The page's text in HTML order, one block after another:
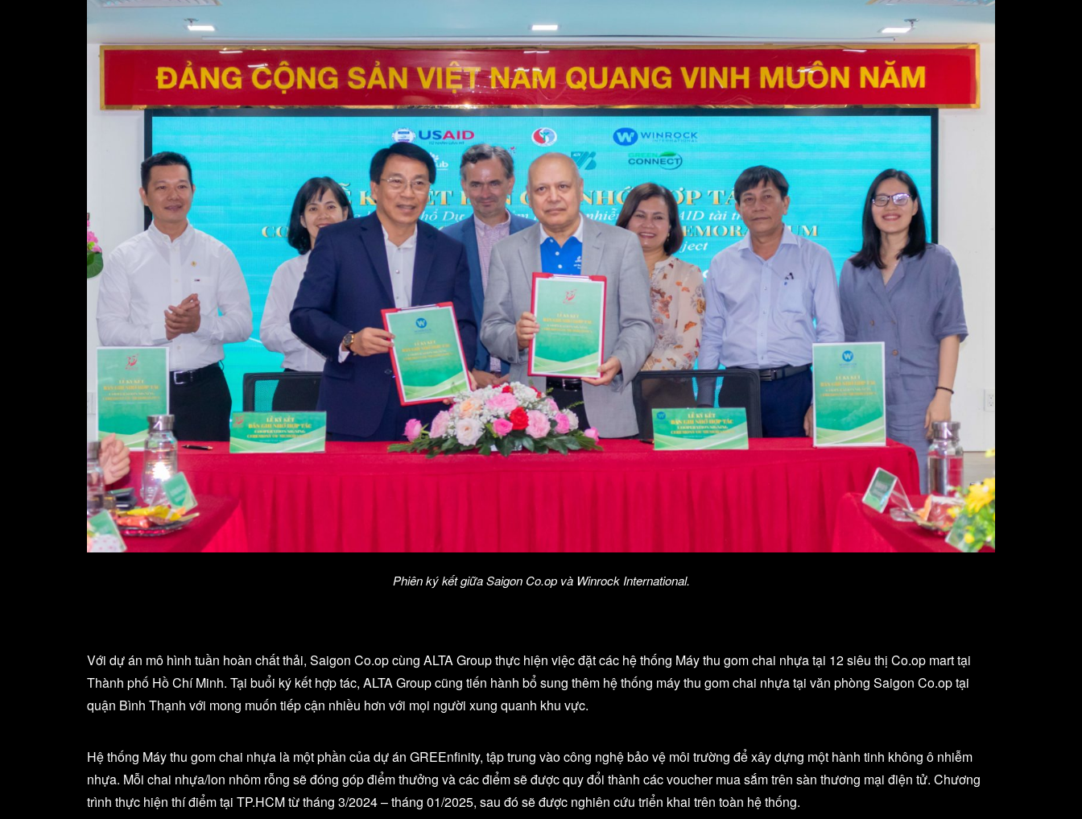
Phiên ký kết giữa Saigon Co.op và Winrock International.
Với dự án mô hình tuần hoàn chất thải, Saigon Co.op cùng ALTA Group thực hiện việc đặt các hệ thống Máy thu gom chai nhựa tại 12 siêu thị Co.op mart tại
Thành phố Hồ Chí Minh. Tại buổi ký kết hợp tác, ALTA Group cũng tiến hành bổ sung thêm hệ thống máy thu gom chai nhựa tại văn phòng Saigon Co.op tại
quận Bình Thạnh với mong muốn tiếp cận nhiều hơn với mọi người xung quanh khu vực.
Hệ thống Máy thu gom chai nhựa là một phần của dự án GREEnfinity, tập trung vào công nghệ bảo vệ môi trường để xây dựng một hành tinh không ô nhiễm
nhựa. Mỗi chai nhựa/lon nhôm rỗng sẽ đóng góp điểm thưởng và các điểm sẽ được quy đổi thành các voucher mua sắm trên sàn thương mại điện tử. Chương
trình thực hiện thí điểm tại TP.HCM từ tháng 3/2024 – tháng 01/2025, sau đó sẽ được nghiên cứu triển khai trên toàn hệ thống.